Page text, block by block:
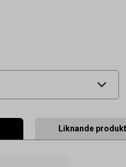
44103103
Liknande